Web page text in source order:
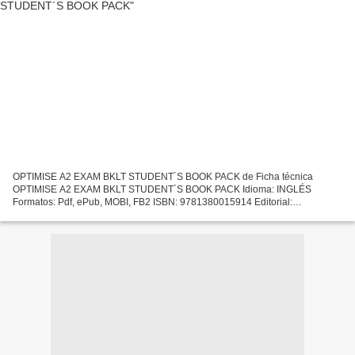
OPTIMISE A2 EXAM BKLT STUDENT´S BOOK PACK de Ficha técnica
OPTIMISE A2 EXAM BKLT STUDENT´S BOOK PACK Idioma: INGLÉS
Formatos: Pdf, ePub, MOBI, FB2 ISBN: 9781380015914 Editorial:
gratis E book...